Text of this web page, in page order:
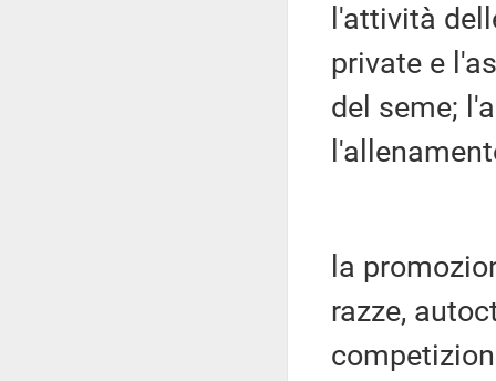
l'attività
private e
del seme;
la
razze,